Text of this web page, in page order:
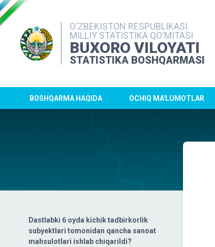
O‘ZBEKISTON RESPUBLIKASI
MILLIY STATISTIKA QO‘MITASI
BUXORO VILOYATI
STATISTIKA BOSHQARMASI
BOSHQARMA HAQIDA OCHIQ MA'LUMOTLAR
Dastlabki 6 oyda kichik tadbirkorlik
subyektlari tomonidan qancha sanoat
mahsulotlari ishlab chiqarildi?